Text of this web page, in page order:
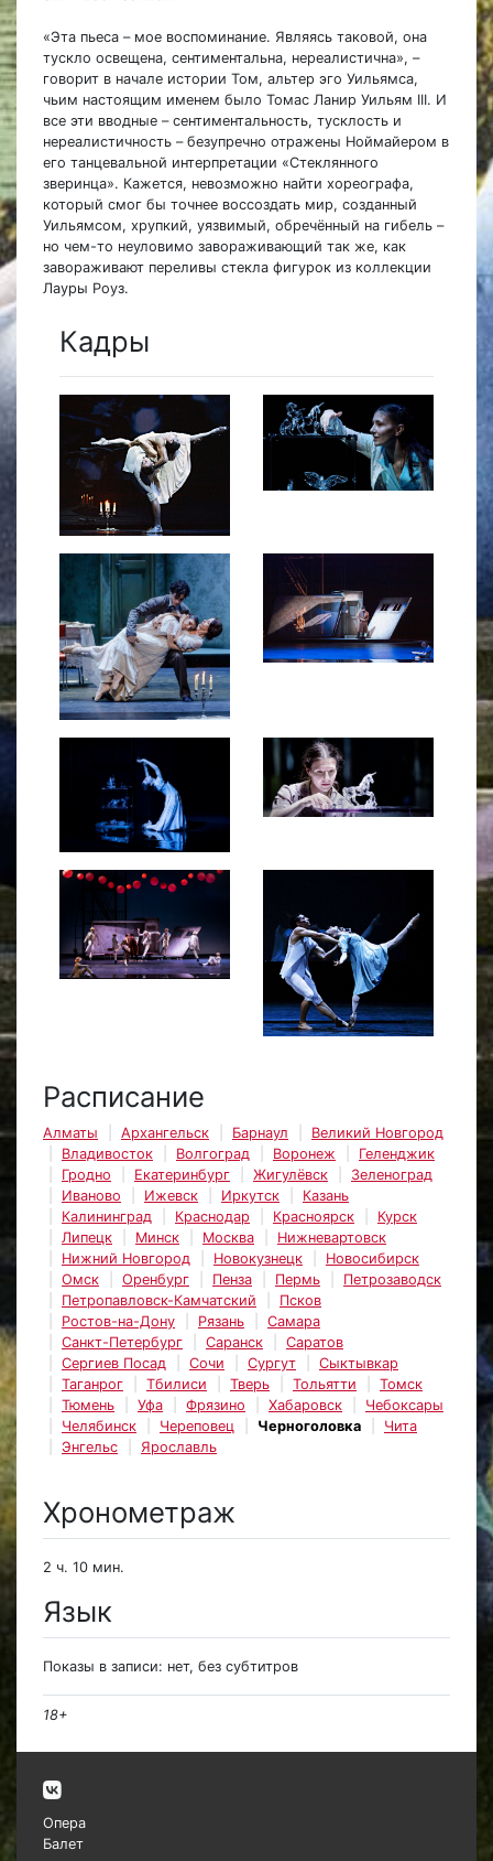
«Эта пьеса – мое воспоминание. Являясь таковой, она
тускло освещена, сентиментальна, нереалистична», –
говорит в начале истории Том, альтер эго Уильямса,
чьим настоящим именем было Томас Ланир Уильям III. И
все эти вводные – сентиментальность, тусклость и
нереалистичность – безупречно отражены Ноймайером в
его танцевальной интерпретации «Стеклянного
зверинца». Кажется, невозможно найти хореографа,
который смог бы точнее воссоздать мир, созданный
Уильямсом, хрупкий, уязвимый, обречённый на гибель –
но чем-то неуловимо завораживающий так же, как
завораживают переливы стекла фигурок из коллекции
Лауры Роуз.
Кадры
Расписание
Алматы Архангельск Барнаул
Великий Новгород
Владивосток
Волгоград Воронеж
Геленджик
Гродно
Екатеринбург Жигулёвск
Зеленоград
Иваново
Ижевск Иркутск
Казань
Калининград
Краснодар Красноярск
Курск
Липецк
Минск Москва
Нижневартовск
Нижний Новгород
Новокузнецк
Новосибирск
Омск
Оренбург Пенза Пермь
Петрозаводск
Петропавловск-Камчатский
Псков
Ростов-на-Дону
Рязань
Самара
Санкт-Петербург
Саранск
Саратов
Сергиев Посад
Сочи Сургут
Сыктывкар
Таганрог
Тбилиси Тверь Тольятти
Томск
Тюмень
Уфа Фрязино Хабаровск
Чебоксары
Челябинск
Череповец Черноголовка
Чита
Энгельс
Ярославль
Хронометраж
2 ч. 10 мин.
Язык
Показы в записи: нет, без субтитров
18+
Опера
Балет